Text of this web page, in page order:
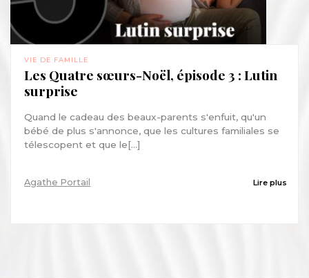
VIE DE FAMILLE
Les Quatre sœurs-Noël, épisode 3 : Lutin
surprise
Quand le cadeau des beaux-parents s'enfuit, qu'un
bébé de plus s'annonce, que les cultures familiales se
télescopent et que le[...]
Agathe Portail Lire plus